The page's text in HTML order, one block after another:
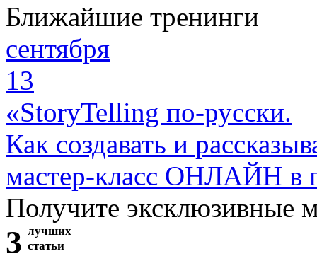
Ближайшие тренинги
сентября
13
«StoryTelling по-русски.
Как создавать и
мастер-класс ОНЛАЙН в
Получите эксклюзивные
3 лучших
статьи